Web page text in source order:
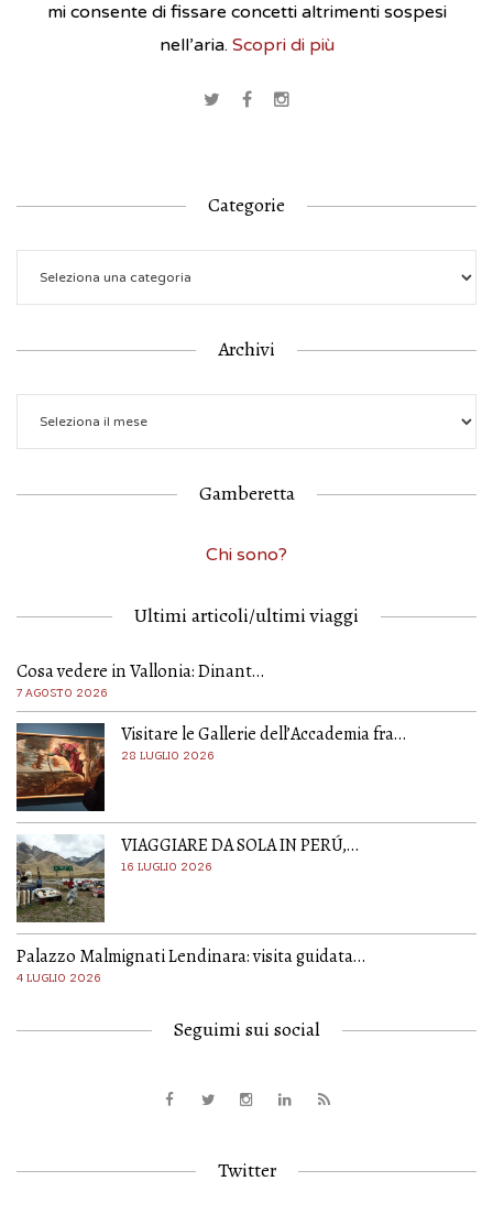
mi consente di fissare concetti altrimenti sospesi
nell’aria. Scopri di più
Categorie
Archivi
Gamberetta
Chi sono?
Ultimi articoli/ultimi viaggi
Cosa vedere in Vallonia: Dinant…
7 AGOSTO 2026
Visitare le Gallerie dell’Accademia fra…
28 LUGLIO 2026
VIAGGIARE DA SOLA IN PERÚ,…
16 LUGLIO 2026
Palazzo Malmignati Lendinara: visita guidata…
4 LUGLIO 2026
Seguimi sui social
Twitter